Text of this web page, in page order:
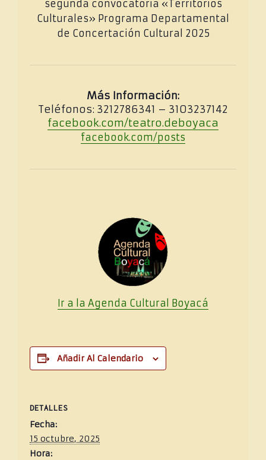
segunda convocatoria «Territorios
Culturales» Programa Departamental
de Concertación Cultural 2025
Más Información:
Teléfonos: 3212786341 – 3103237142
facebook.com/teatro.deboyaca
facebook.com/posts
Ir a la Agenda Cultural Boyacá
Añadir Al Calendario
DETALLES
Fecha:
15 octubre, 2025
Hora: